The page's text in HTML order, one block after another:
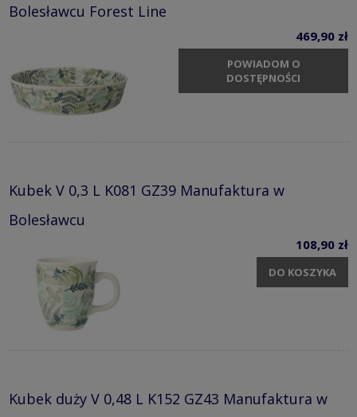
Bolesławcu Forest Line
469,90 zł
POWIADOM O
DOSTĘPNOŚCI
Kubek V 0,3 L K081 GZ39 Manufaktura w
Bolesławcu
108,90 zł
DO KOSZYKA
Kubek duży V 0,48 L K152 GZ43 Manufaktura w